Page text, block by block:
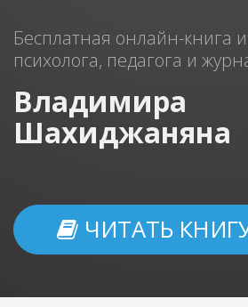
Бесплатная онлайн-книга
психолога, педагога и
Владимира
Шахиджаняна
ЧИТАТЬ